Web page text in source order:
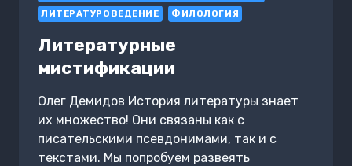
ЛИТЕРАТУРОВЕДЕНИЕ
ФИЛОЛОГИЯ
Литературные
мистификации
Олег Демидов История литературы знает
их множество! Они связаны как с
писательскими псевдонимами, так и с
текстами. Мы попробуем развеять